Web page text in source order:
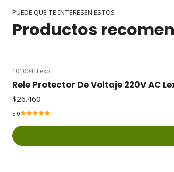
PUEDE QUE TE INTERESEN ESTOS
Productos
101004| Lexo
Rele Protector De Voltaje 220V AC
$26.460
5.0